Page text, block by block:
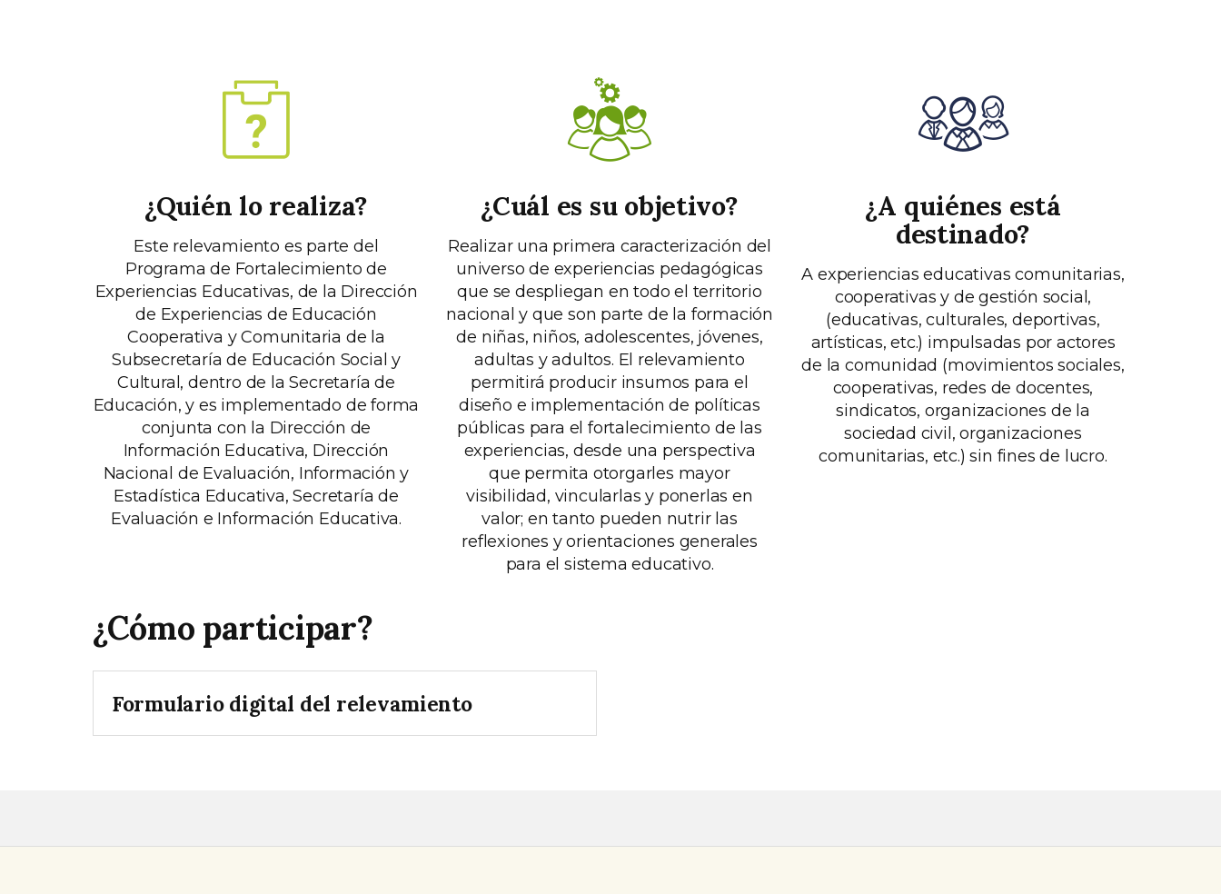
¿Quién lo realiza?
Este relevamiento es parte del
Programa de Fortalecimiento de
Experiencias Educativas, de la Dirección
de Experiencias de Educación
Cooperativa y Comunitaria de la
Subsecretaría de Educación Social y
Cultural, dentro de la Secretaría de
Educación, y es implementado de forma
conjunta con la Dirección de
Información Educativa, Dirección
Nacional de Evaluación, Información y
Estadística Educativa, Secretaría de
Evaluación e Información Educativa.
¿Cuál es su objetivo?
Realizar una primera caracterización del
universo de experiencias pedagógicas
que se despliegan en todo el territorio
nacional y que son parte de la formación
de niñas, niños, adolescentes, jóvenes,
adultas y adultos. El relevamiento
permitirá producir insumos para el
diseño e implementación de políticas
públicas para el fortalecimiento de las
experiencias, desde una perspectiva
que permita otorgarles mayor
visibilidad, vincularlas y ponerlas en
valor; en tanto pueden nutrir las
reflexiones y orientaciones generales
para el sistema educativo.
¿A quiénes está
destinado?
A experiencias educativas comunitarias,
cooperativas y de gestión social,
(educativas, culturales, deportivas,
artísticas, etc.) impulsadas por actores
de la comunidad (movimientos sociales,
cooperativas, redes de docentes,
sindicatos, organizaciones de la
sociedad civil, organizaciones
comunitarias, etc.) sin fines de lucro.
¿Cómo participar?
Formulario digital del relevamiento